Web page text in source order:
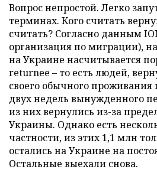
Вопрос непростой. Легко
терминах. Кого считать
считать? Согласно данным
организация по миграции),
на Украине насчитывается
returnee – то есть людей,
своего обычного
двух недель вынужденного
из них вернулись из-за
Украины. Однако есть
частности, из этих 1,1 млн
остались на Украине на
Остальные выехали снова.